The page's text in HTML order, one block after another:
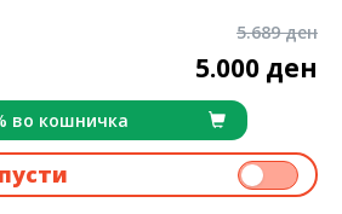
5.689 ден
5.000 ден
во кошничка